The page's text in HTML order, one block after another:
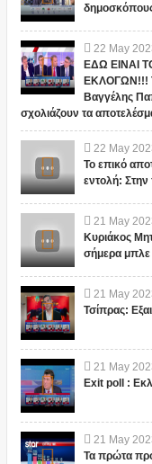
22 May
ΕΔΩ ΕΙΝΑΙ
ΕΚΛΟΓΩΝ!!!
Βαγγέλης
σχολιάζουν τα
22 May
Το επικό
εντολή:
21 May
Κυριάκος
σήμερα μπλε
21 May
Τσίπρας:
21 May
Exit poll :
21 May
Τα πρώτα